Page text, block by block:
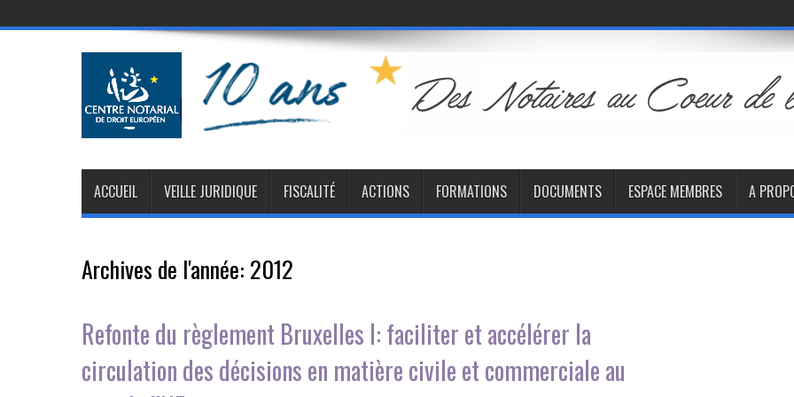
ACCUEIL VEILLE JURIDIQUE FISCALITÉ ACTIONS FORMATIONS DOCUMENTS ESPACE MEMBRES A
Archives de l'année: 2012
Refonte du règlement Bruxelles I: faciliter et accélérer la
circulation des décisions en matière civile et commerciale au